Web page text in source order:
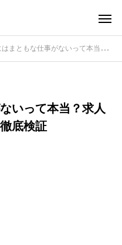
な仕事がないって本当？求人の質とキャリアの現実を徹底検証
いって本当？求人
底検証